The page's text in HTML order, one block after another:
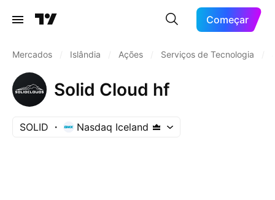
Começar
Mercados Islândia Ações Serviços de Tecnologia
Solid Cloud hf
SOLID Nasdaq Iceland